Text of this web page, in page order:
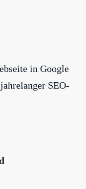
in Google
SEO-